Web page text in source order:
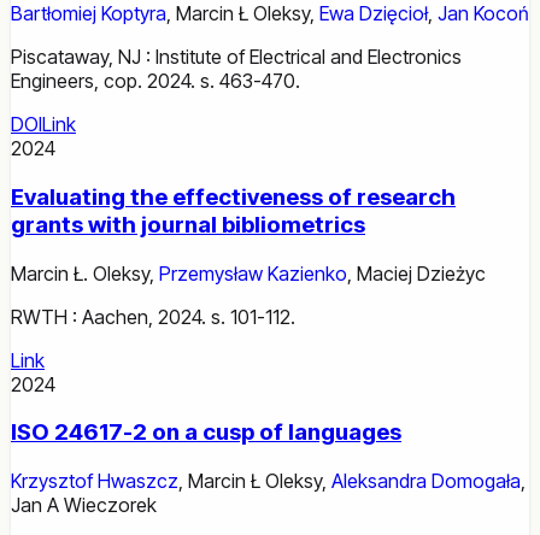
Bartłomiej Koptyra, Marcin Ł Oleksy, Ewa Dzięcioł, Jan Kocoń
Piscataway, NJ : Institute of Electrical and Electronics
Engineers, cop. 2024. s. 463-470.
DOILink
2024
Evaluating the effectiveness of research
grants with journal bibliometrics
Marcin Ł. Oleksy, Przemysław Kazienko Maciej Dzieżyc
RWTH : Aachen, 2024. s. 101-112.
Link
2024
ISO 24617-2 on a cusp of languages
Krzysztof Hwaszcz, Marcin Ł Oleksy, Aleksandra Domogała,
Jan A Wieczorek